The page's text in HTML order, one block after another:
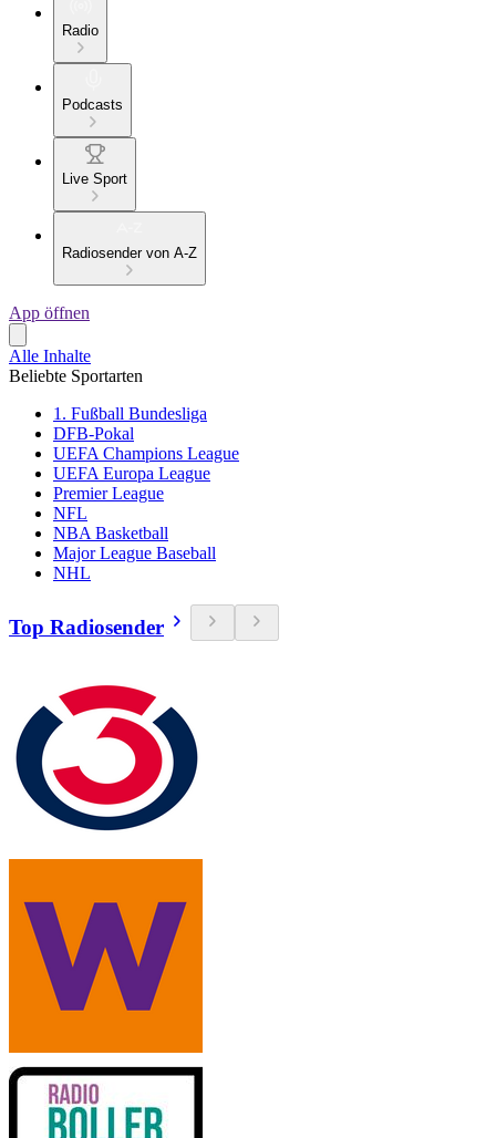
Radio
Podcasts
Live Sport
Radiosender von A-Z
App öffnen
Alle Inhalte
Beliebte Sportarten
1. Fußball Bundesliga
DFB-Pokal
UEFA Champions League
UEFA Europa League
Premier League
NFL
NBA Basketball
Major League Baseball
NHL
Top Radiosender